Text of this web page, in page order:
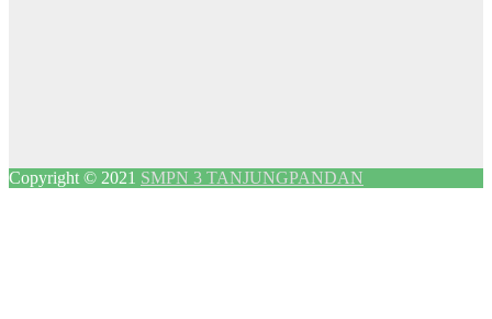
Copyright © 2021 SMPN 3 TANJUNGPANDAN